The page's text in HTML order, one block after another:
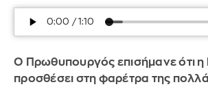
Ο Πρωθυπουργός επισήμανε ότι η
προσθέσει στη φαρέτρα της